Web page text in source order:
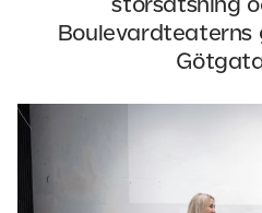
storsatsning
Boulevardteaterns